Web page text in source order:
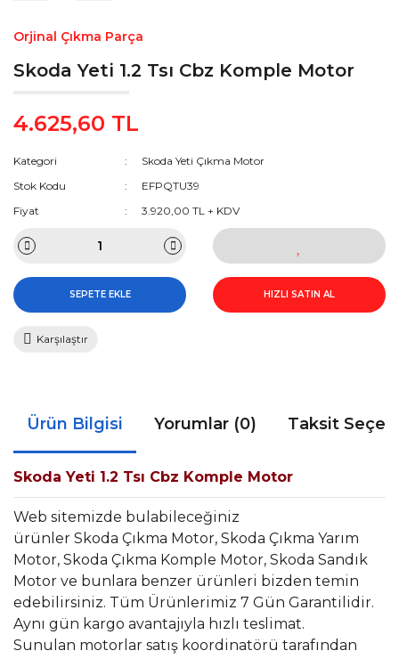
Orjinal Çıkma Parça
Skoda Yeti 1.2 Tsı Cbz Komple Motor
4.625,60 TL
Kategori
Skoda Yeti Çıkma Motor
Stok Kodu
EFPQTU39
Fiyat
3.920,00 TL + KDV
SEPETE EKLE HIZLI SATIN AL
Karşılaştır
Ürün Bilgisi Yorumlar (0) Taksit
Skoda Yeti 1.2 Tsı Cbz Komple Motor
Web sitemizde bulabileceğiniz
ürünler Skoda Çıkma Motor, Skoda Çıkma Yarım
Motor, Skoda Çıkma Komple Motor, Skoda Sandık
Motor ve bunlara benzer ürünleri bizden temin
edebilirsiniz. Tüm Ürünlerimiz 7 Gün Garantilidir.
Aynı gün kargo avantajıyla hızlı teslimat.
Sunulan motorlar satış koordinatörü tarafından